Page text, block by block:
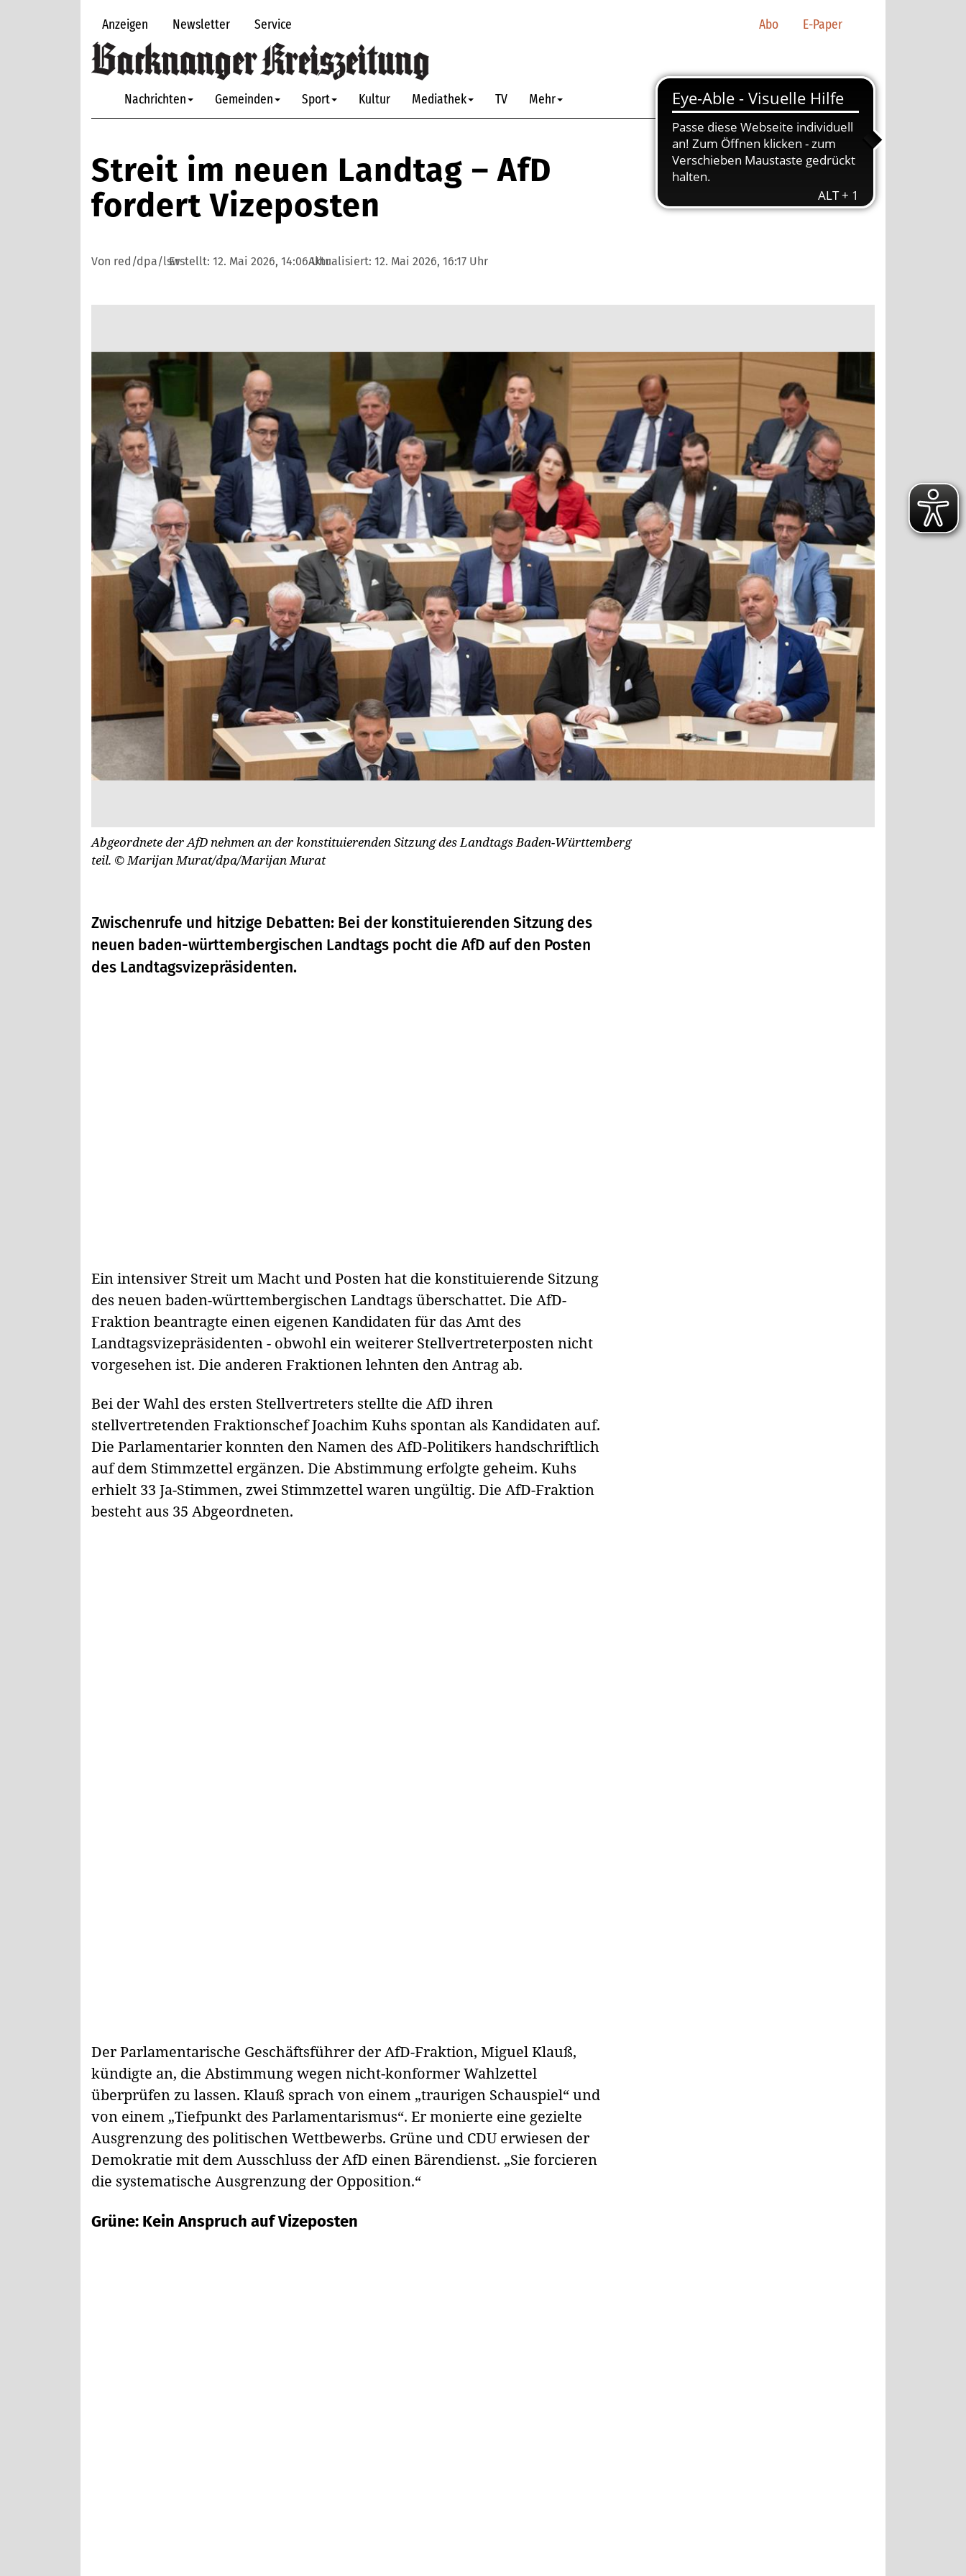
Anzeigen Newsletter Service Abo E-Paper
Nachrichten Gemeinden Sport Kultur Mediathek TV Mehr
Streit im neuen Landtag – AfD
fordert Vizeposten
Von red/dpa/lswErstellt: 12. Mai 2026, 14:06 UhrAktualisiert: 12. Mai 2026, 16:17 Uhr
Abgeordnete der AfD nehmen an der konstituierenden Sitzung des Landtags Baden-Württemberg
teil. © Marijan Murat/dpa/Marijan Murat
Zwischenrufe und hitzige Debatten: Bei der konstituierenden Sitzung des
neuen baden-württembergischen Landtags pocht die AfD auf den Posten
des Landtagsvizepräsidenten.
Ein intensiver Streit um Macht und Posten hat die konstituierende Sitzung
des neuen baden-württembergischen Landtags überschattet. Die AfD-
Fraktion beantragte einen eigenen Kandidaten für das Amt des
Landtagsvizepräsidenten - obwohl ein weiterer Stellvertreterposten nicht
vorgesehen ist. Die anderen Fraktionen lehnten den Antrag ab.
Bei der Wahl des ersten Stellvertreters stellte die AfD ihren
stellvertretenden Fraktionschef Joachim Kuhs spontan als Kandidaten auf.
Die Parlamentarier konnten den Namen des AfD-Politikers handschriftlich
auf dem Stimmzettel ergänzen. Die Abstimmung erfolgte geheim. Kuhs
erhielt 33 Ja-Stimmen, zwei Stimmzettel waren ungültig. Die AfD-Fraktion
besteht aus 35 Abgeordneten.
Der Parlamentarische Geschäftsführer der AfD-Fraktion, Miguel Klauß,
kündigte an, die Abstimmung wegen nicht-konformer Wahlzettel
überprüfen zu lassen. Klauß sprach von einem „traurigen Schauspiel“ und
von einem „Tiefpunkt des Parlamentarismus“. Er monierte eine gezielte
Ausgrenzung des politischen Wettbewerbs. Grüne und CDU erwiesen der
Demokratie mit dem Ausschluss der AfD einen Bärendienst. „Sie forcieren
die systematische Ausgrenzung der Opposition.“
Grüne: Kein Anspruch auf Vizeposten